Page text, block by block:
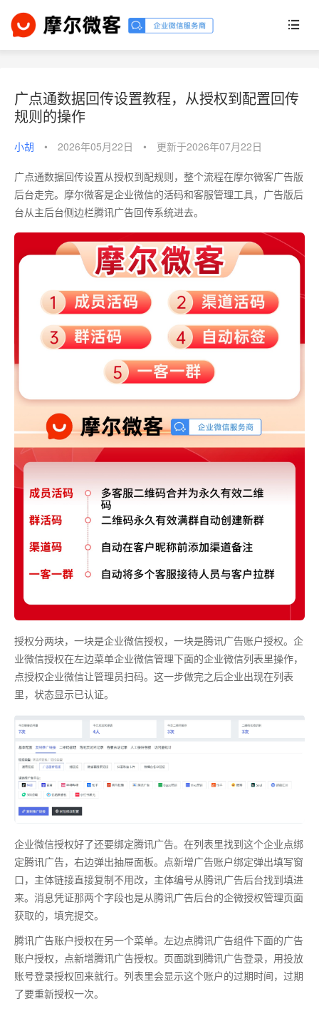
广点通数据回传设置教程，从授权到配置回传
规则的操作
小胡 • 2026年05月22日 • 更新于2026年07月22日
广点通数据回传设置从授权到配规则，整个流程在摩尔微客广告版
后台走完。摩尔微客是企业微信的活码和客服管理工具，广告版后
台从主后台侧边栏腾讯广告回传系统进去。
授权分两块，一块是企业微信授权，一块是腾讯广告账户授权。企
业微信授权在左边菜单企业微信管理下面的企业微信列表里操作，
点授权企业微信让管理员扫码。这一步做完之后企业出现在列表
里，状态显示已认证。
企业微信授权好了还要绑定腾讯广告。在列表里找到这个企业点绑
定腾讯广告，右边弹出抽屉面板。点新增广告账户绑定弹出填写窗
口，主体链接直接复制不用改，主体编号从腾讯广告后台找到填进
来。消息凭证那两个字段也是从腾讯广告后台的企微授权管理页面
获取的，填完提交。
腾讯广告账户授权在另一个菜单。左边点腾讯广告组件下面的广告
账户授权，点新增腾讯广告授权。页面跳到腾讯广告登录，用投放
账号登录授权回来就行。列表里会显示这个账户的过期时间，过期
了要重新授权一次。